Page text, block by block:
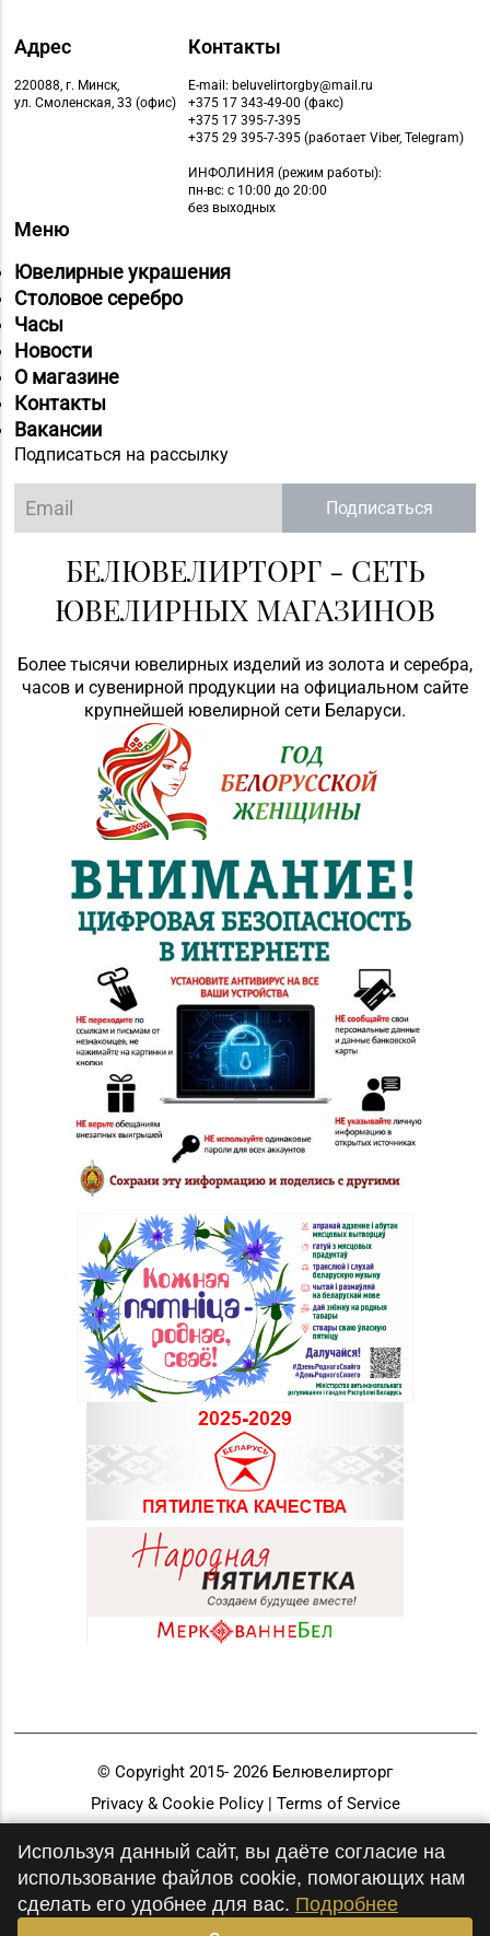
Адрес
220088, г. Минск,
ул. Смоленская, 33 (офис)
Контакты
E-mail: beluvelirtorgby@mail.ru
+375 17 343-49-00 (факс)
+375 17 395-7-395
+375 29 395-7-395 (работает Viber, Telegram)
ИНФОЛИНИЯ (режим работы):
пн-вс: с 10:00 до 20:00
без выходных
Меню
Ювелирные украшения
Столовое серебро
Часы
Новости
О магазине
Контакты
Вакансии
Подписаться на рассылку
Подписаться
БЕЛЮВЕЛИРТОРГ - СЕТЬ
ЮВЕЛИРНЫХ МАГАЗИНОВ
Более тысячи ювелирных изделий из золота и серебра,
часов и сувенирной продукции на официальном сайте
крупнейшей ювелирной сети Беларуси.
© Copyright 2015- 2026 Белювелирторг
Privacy & Cookie Policy | Terms of Service
Используя данный сайт, вы даёте согласие на
использование файлов cookie, помогающих нам
сделать его удобнее для вас. Подробнее